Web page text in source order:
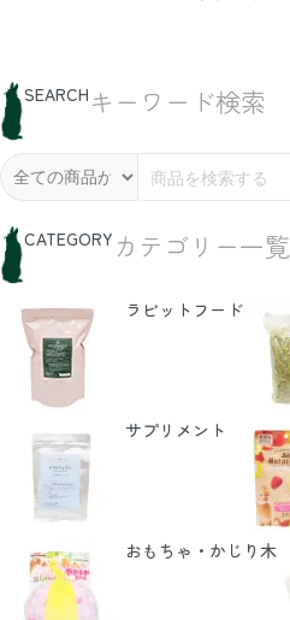
SEARCH キーワード検索
CATEGORY カテゴリー一覧
ラビットフード
サプリメント
おもちゃ・かじり木